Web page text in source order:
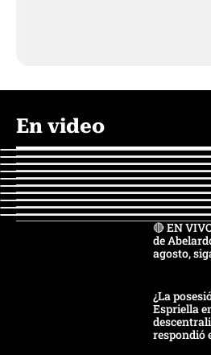
En video
🔴 EN
de
agosto,
¿La
Espriella
respondió